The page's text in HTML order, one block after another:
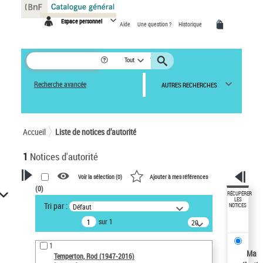
Espace personnel Aide Une question ? Historique
Tout
Recherche avancée AUTRES RECHERCHES
Accueil Liste de notices d’autorité
1 Notices d'autorité
VOTRE RECHERCHE
Recherche avancée dans les
notices d’autorité
Œuvres liées à l'auteur :
Temperton, Rod (1947-2016)
Voir la sélection (0) Ajouter à mes références
(0)
Tri par : Défaut
sur 1
20
résultats/page
1
Temperton, Rod (1947-2016)
RÉCUPÉRER
LES
NOTICES
Ma
Panneau de gestion des cookies